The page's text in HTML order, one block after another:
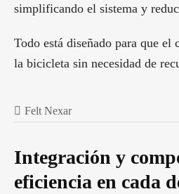
simplificando el sistema y
Todo está diseñado para que el
la bicicleta sin necesidad de
Felt Nexar
Integración y
eficiencia en cada